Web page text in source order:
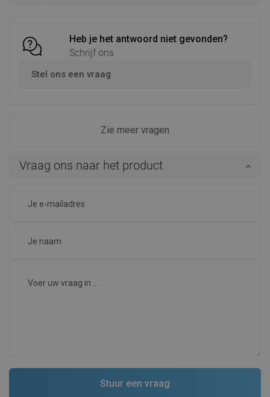
Heb je het antwoord niet gevonden?
Schrijf ons
Stel ons een vraag
Zie meer vragen
Vraag ons naar het product